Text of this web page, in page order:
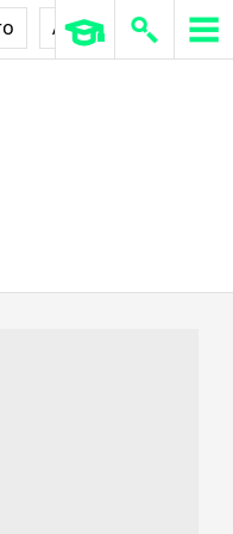
AirPods Pro 3